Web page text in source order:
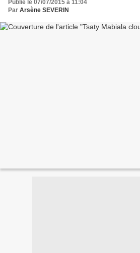
Publié le 07/07/2015 à 11:04
Par Arsène SEVERIN